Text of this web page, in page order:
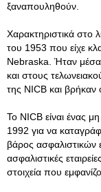
ξαναπουληθούν.
Χαρακτηριστικά στο
του 1953 που είχε
Nebraska. Ήταν μέσα
και στους
της NICB και βρήκαν
Το NICB είναι ένας
1992 για να
βάρος ασφαλιστικών
ασφαλιστικές
στοιχεία που